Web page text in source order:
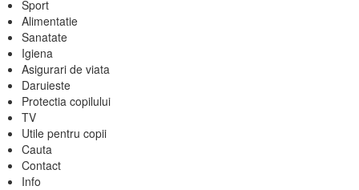
Sport
Alimentatie
Sanatate
Igiena
Asigurari de viata
Daruieste
Protectia copilului
TV
Utile pentru copii
Cauta
Contact
Info